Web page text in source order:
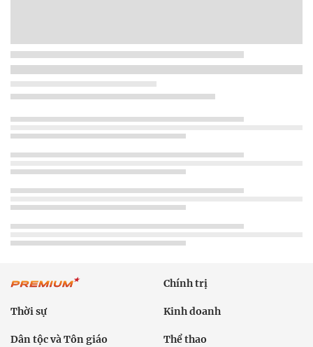
Chính trị
Thời sự Kinh doanh
Dân tộc và Tôn giáo Thể thao